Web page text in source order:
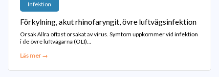
Infektion
Förkylning, akut rhinofaryngit, övre luftvägsinfektion
Orsak Allra oftast orsakat av virus. Symtom uppkommer vid infektion
i de övre luftvägarna (ÖLI)...
Läs mer →